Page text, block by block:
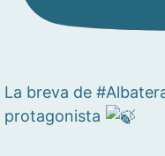
La breva de
protagonista